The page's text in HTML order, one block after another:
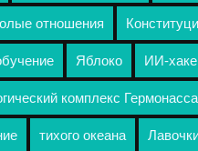
отношения
Яблоко ИИ-
комплекс
тихого океана